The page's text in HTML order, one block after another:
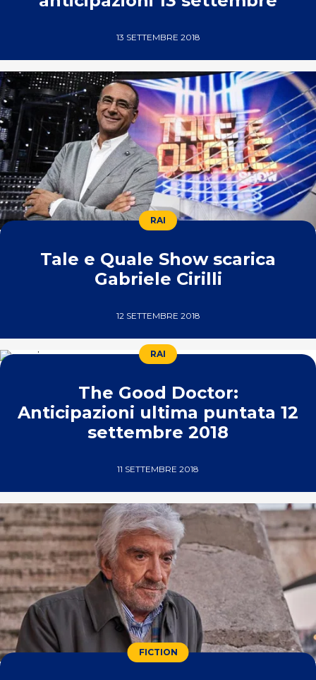
13 SETTEMBRE 2018
RAI
Tale e Quale Show scarica
Gabriele Cirilli
12 SETTEMBRE 2018
RAI
The Good Doctor:
Anticipazioni ultima puntata 12
settembre 2018
11 SETTEMBRE 2018
FICTION